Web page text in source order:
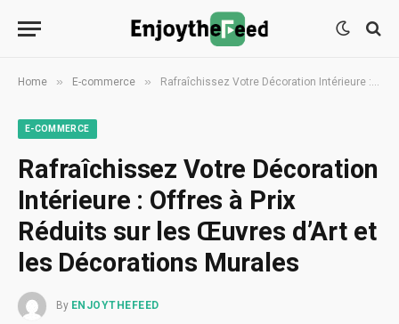
Home » E-commerce » Rafraîchissez Votre Décoration Intérieure : Offres à Prix Réduits sur les Œuvres d’Art et les Décorations Murales
E-COMMERCE
Rafraîchissez Votre Décoration
Intérieure : Offres à Prix
Réduits sur les Œuvres d’Art et
les Décorations Murales
By ENJOYTHEFEED